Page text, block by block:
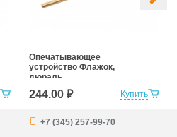
Купить
Опечатывающее
устройство Флажок,
дюраль
244.00 ₽
+7 (345) 257-99-70